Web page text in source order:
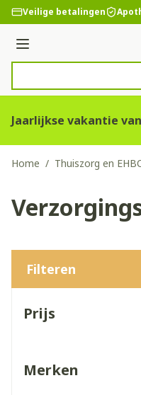
Ga naar de inhoud
Veilige betalingen
Menu
Jaarlijkse vakantie
Home / Thuiszorg en
Filteren
Prijs
Merken